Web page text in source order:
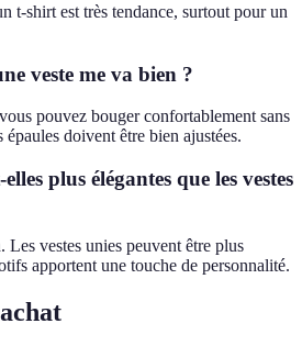
t-shirt est très tendance, surtout pour un
veste me va bien ?
pouvez bouger confortablement sans
doivent être bien ajustées.
plus élégantes que les vestes
Les vestes unies peuvent être plus
apportent une touche de personnalité.